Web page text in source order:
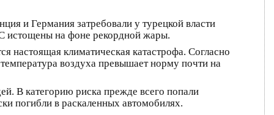
и Германия затребовали у турецкой власти
истощены на фоне рекордной жары.
настоящая климатическая катастрофа. Согласно
воздуха превышает норму почти на
В категорию риска прежде всего попали
погибли в раскаленных автомобилях.